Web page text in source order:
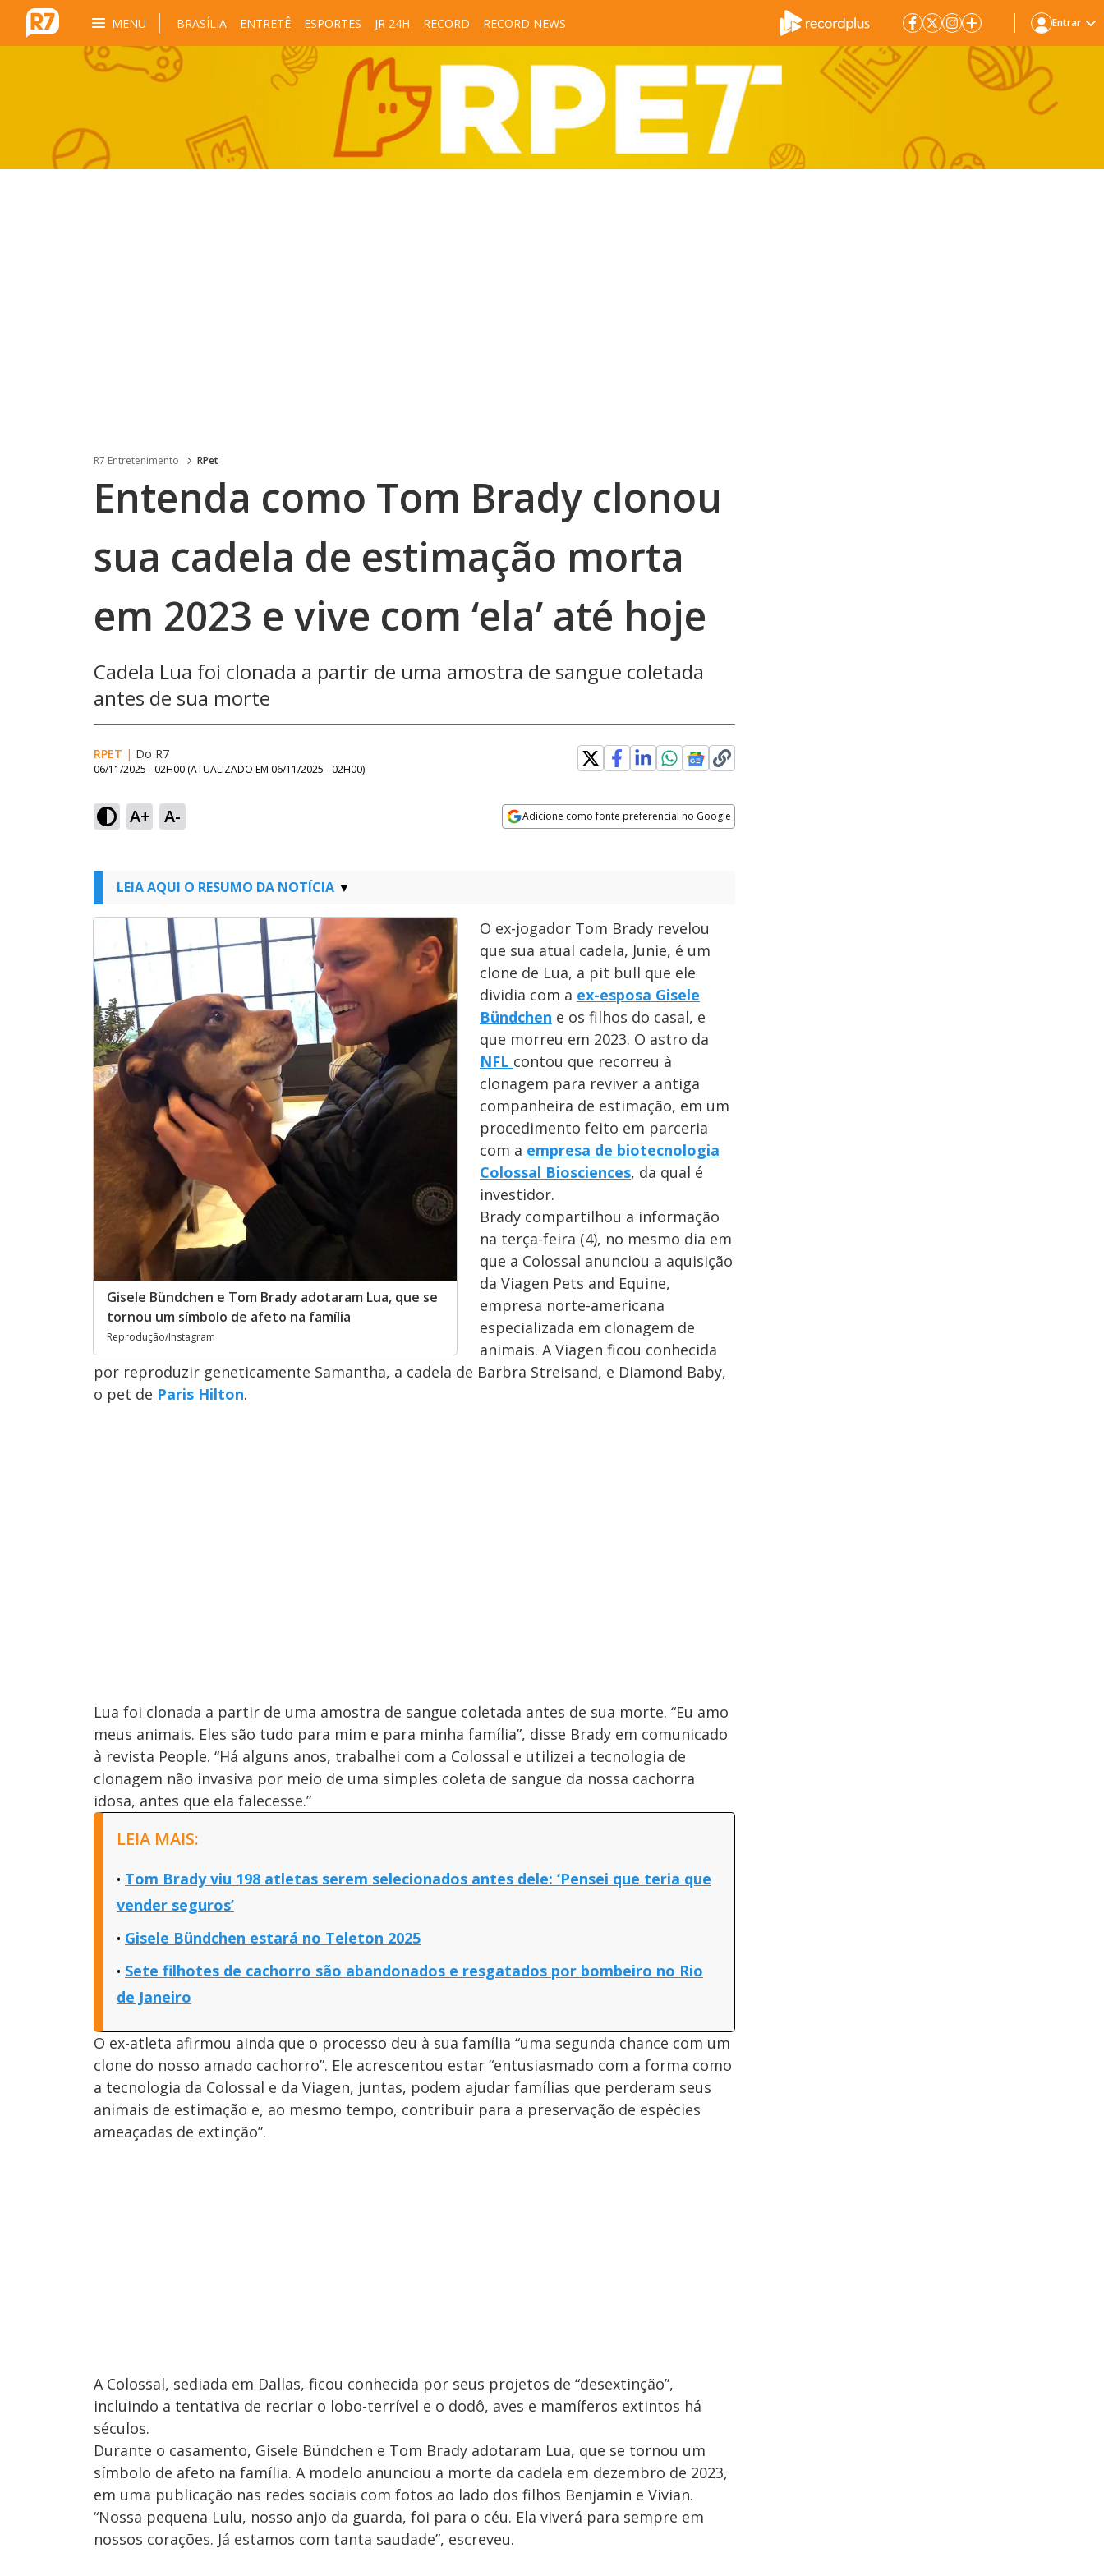
MENU BRASÍLIA ENTRETÊ ESPORTES JR 24H RECORD RECORD NEWS Entrar
R7 Entretenimento RPet
Entenda como Tom Brady clonou
sua cadela de estimação morta
em 2023 e vive com ‘ela’ até hoje
Cadela Lua foi clonada a partir de uma amostra de sangue coletada
antes de sua morte
RPET | Do R7
06/11/2025 - 02H00 (ATUALIZADO EM 06/11/2025 - 02H00)
A+ A- Adicione como fonte preferencial no Google
LEIA AQUI O RESUMO DA NOTÍCIA
Gisele Bündchen e Tom Brady adotaram Lua, que se
tornou um símbolo de afeto na família
Reprodução/Instagram
O ex-jogador Tom Brady revelou
que sua atual cadela, Junie, é um
clone de Lua, a pit bull que ele
dividia com a ex-esposa Gisele
Bündchen e os filhos do casal, e
que morreu em 2023. O astro da
NFL contou que recorreu à
clonagem para reviver a antiga
companheira de estimação, em um
procedimento feito em parceria
com a empresa de biotecnologia
Colossal Biosciences, da qual é
investidor.
Brady compartilhou a informação
na terça-feira (4), no mesmo dia em
que a Colossal anunciou a aquisição
da Viagen Pets and Equine,
empresa norte-americana
especializada em clonagem de
animais. A Viagen ficou conhecida
por reproduzir geneticamente Samantha, a cadela de Barbra Streisand, e Diamond Baby,
o pet de Paris Hilton.
Lua foi clonada a partir de uma amostra de sangue coletada antes de sua morte. “Eu amo
meus animais. Eles são tudo para mim e para minha família”, disse Brady em comunicado
à revista People. “Há alguns anos, trabalhei com a Colossal e utilizei a tecnologia de
clonagem não invasiva por meio de uma simples coleta de sangue da nossa cachorra
idosa, antes que ela falecesse.”
LEIA MAIS:
Tom Brady viu 198 atletas serem selecionados antes dele: ‘Pensei que teria que
vender seguros’
Gisele Bündchen estará no Teleton 2025
Sete filhotes de cachorro são abandonados e resgatados por bombeiro no Rio
de Janeiro
O ex-atleta afirmou ainda que o processo deu à sua família “uma segunda chance com um
clone do nosso amado cachorro”. Ele acrescentou estar “entusiasmado com a forma como
a tecnologia da Colossal e da Viagen, juntas, podem ajudar famílias que perderam seus
animais de estimação e, ao mesmo tempo, contribuir para a preservação de espécies
ameaçadas de extinção”.
A Colossal, sediada em Dallas, ficou conhecida por seus projetos de “desextinção”,
incluindo a tentativa de recriar o lobo-terrível e o dodô, aves e mamíferos extintos há
séculos.
Durante o casamento, Gisele Bündchen e Tom Brady adotaram Lua, que se tornou um
símbolo de afeto na família. A modelo anunciou a morte da cadela em dezembro de 2023,
em uma publicação nas redes sociais com fotos ao lado dos filhos Benjamin e Vivian.
“Nossa pequena Lulu, nosso anjo da guarda, foi para o céu. Ela viverá para sempre em
nossos corações. Já estamos com tanta saudade”, escreveu.